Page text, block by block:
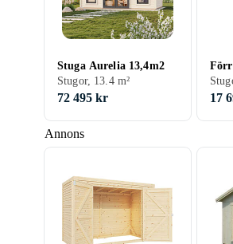
Annons
Stuga Aurelia 13,4m2
Stugor, 13.4 m²
72 495 kr 17